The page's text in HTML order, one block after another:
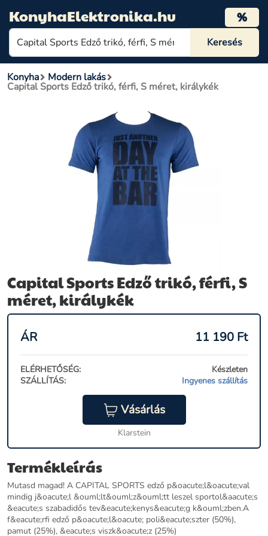
KonyhaElektronika.hu %
Konyha Modern lakás
Capital Sports Edző trikó, férfi, S méret, királykék
Capital Sports Edző trikó, férfi, S
méret, királykék
ÁR 11 190 Ft
ELÉRHETŐSÉG:
Készleten
SZÁLLÍTÁS:
Ingyenes szállítás
Vásárlás
Klarstein
Termékleírás
Mutasd magad! A CAPITAL SPORTS edző p&oacute;l&oacute;val
mindig j&oacute;l &ouml;lt&ouml;z&ouml;tt leszel sportol&aacute;s
&eacute;s szabadidős tev&eacute;kenys&eacute;g k&ouml;zben.A
f&eacute;rfi edző p&oacute;l&oacute; poli&eacute;szter (50%),
pamut (25%), &eacute;s viszk&oacute;z (25%)